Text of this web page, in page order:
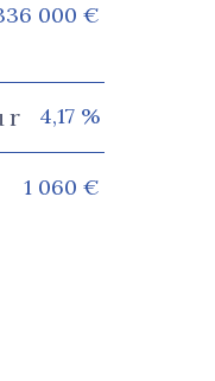
000 €
4,17 %
1 060 €